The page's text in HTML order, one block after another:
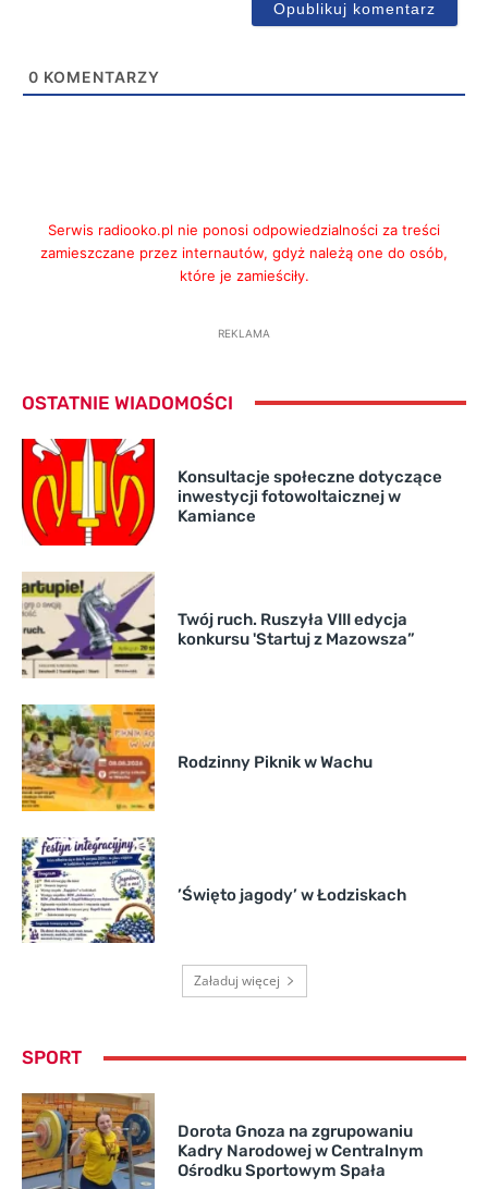
0 KOMENTARZY
Serwis radiooko.pl nie ponosi odpowiedzialności za treści
zamieszczane przez internautów, gdyż należą one do osób,
które je zamieściły.
REKLAMA
OSTATNIE WIADOMOŚCI
Konsultacje społeczne dotyczące
inwestycji fotowoltaicznej w
Kamiance
Twój ruch. Ruszyła VIII edycja
konkursu 'Startuj z Mazowsza”
Rodzinny Piknik w Wachu
’Święto jagody’ w Łodziskach
Załaduj więcej
SPORT
Dorota Gnoza na zgrupowaniu
Kadry Narodowej w Centralnym
Ośrodku Sportowym Spała